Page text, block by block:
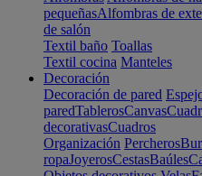
pequeñasAlfombras de
de salón
Textil baño Toallas
Textil cocina Manteles
Decoración
Decoración de pared
paredTablerosCanvas
decorativasCuadros
Organización Percheros
ropaJoyerosCestasBaúles